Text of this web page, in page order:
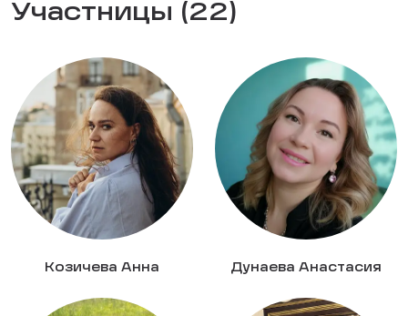
Участницы (22)
Козичева Анна Дунаева Анастасия